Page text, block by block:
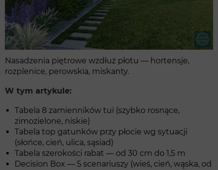
Nasadzenia piętrowe wzdłuż płotu — hortensje,
rozplenice, perowskia, miskanty.
W tym artykule:
Tabela 8 zamienników tui (szybko rosnące,
zimozielone, niskie)
Tabela top gatunków przy płocie wg sytuacji
(słońce, cień, ulica, sąsiad)
Tabela szerokości rabat — od 30 cm do 1,5 m
Decision Box — 5 scenariuszy (wieś, cień, wąska, od